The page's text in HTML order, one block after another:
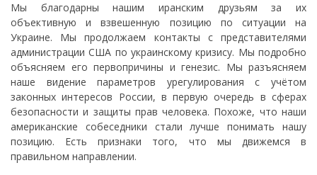
Мы благодарны нашим иранским друзьям за их
объективную и взвешенную позицию по ситуации на
Украине. Мы продолжаем контакты с представителями
администрации США по украинскому кризису. Мы подробно
объясняем его первопричины и генезис. Мы разъясняем
наше видение параметров урегулирования с учётом
законных интересов России, в первую очередь в сферах
безопасности и защиты прав человека. Похоже, что наши
американские собеседники стали лучше понимать нашу
позицию. Есть признаки того, что мы движемся в
правильном направлении.